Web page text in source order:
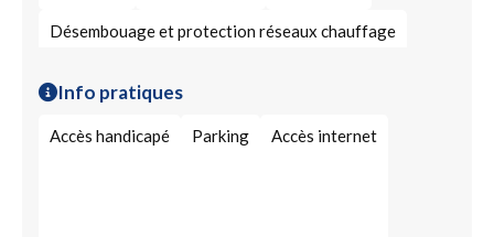
Désembouage et protection réseaux chauffage
Info pratiques
Accès handicapé Parking Accès internet